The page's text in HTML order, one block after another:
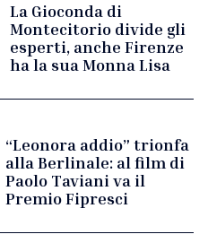
La Gioconda di
Montecitorio divide gli
esperti, anche Firenze
ha la sua Monna Lisa
“Leonora addio” trionfa
alla Berlinale: al film di
Paolo Taviani va il
Premio Fipresci